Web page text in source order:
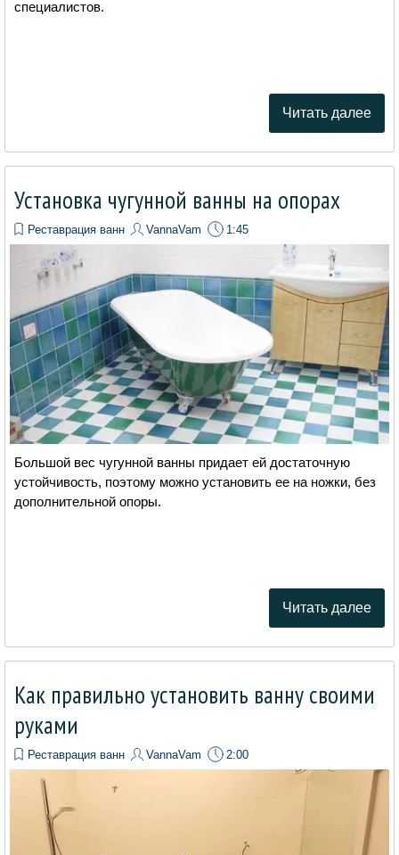
специалистов.
Читать далее
Установка чугунной ванны на опорах
Реставрация ванн VannaVam 1:45
Большой вес чугунной ванны придает ей достаточную
устойчивость, поэтому можно установить ее на ножки, без
дополнительной опоры.
Читать далее
Как правильно установить ванну своими
руками
Реставрация ванн VannaVam 2:00